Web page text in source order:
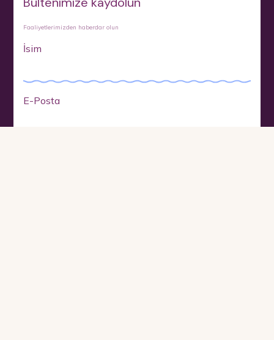
Faaliyetlerimizden haberdar olun
İsim
E-Posta